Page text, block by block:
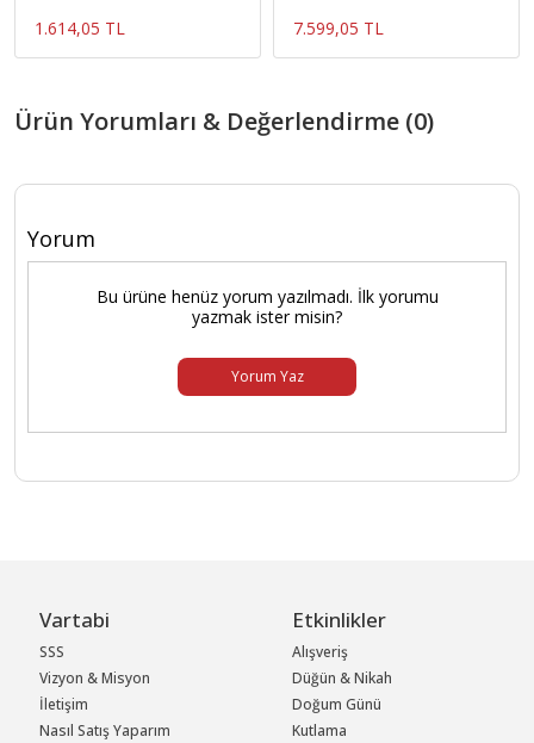
1.614,05 TL 7.599,05 TL
Ürün Yorumları & Değerlendirme (0)
Yorum
Bu ürüne henüz yorum yazılmadı. İlk yorumu
yazmak ister misin?
Yorum Yaz
Vartabi
SSS
Vizyon & Misyon
İletişim
Nasıl Satış Yaparım
Etkinlikler
Alışveriş
Düğün & Nikah
Doğum Günü
Kutlama